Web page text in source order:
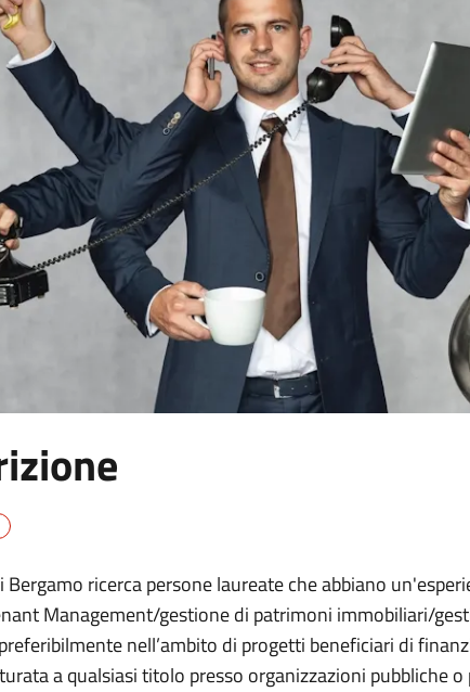
Bergamo ricerca persone laureateche abbiano
Management/gestione di patrimoni immobiliari/
nell’ambito di progetti beneficiari di
a qualsiasi titolo presso organizzazioni pubbliche o